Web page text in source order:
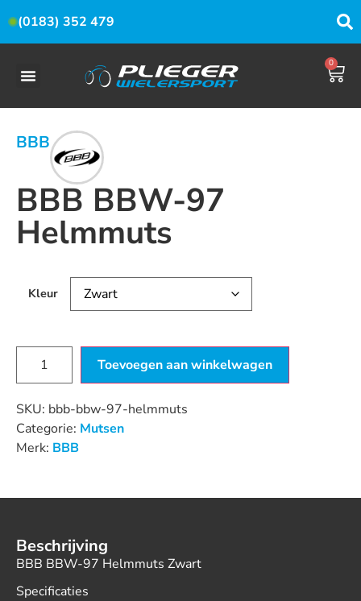
(0183) 352 479
0
BBB
BBB BBW-97
Helmmuts
Kleur
Toevoegen aan winkelwagen
SKU: bbb-bbw-97-helmmuts
Categorie: Mutsen
Merk: BBB
Beschrijving
BBB BBW-97 Helmmuts Zwart
Specificaties